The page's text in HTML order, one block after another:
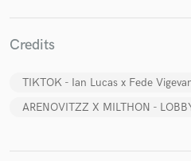
Credits
TIKTOK - Ian Lucas x Fede
ARENOVITZZ X MILTHON -